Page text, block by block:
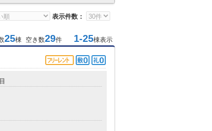
表示件数：
25棟 空き数29件 1-25棟表示